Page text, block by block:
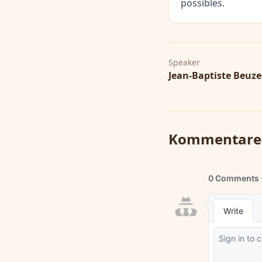
possibles.
Speaker
Jean-Baptiste
Kommentare